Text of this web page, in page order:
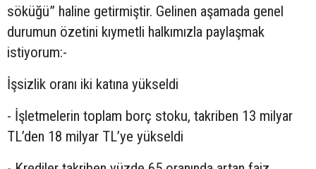
söküğü” haline getirmiştir. Gelinen aşamada genel
durumun özetini kıymetli halkımızla paylaşmak
istiyorum:-
İşsizlik oranı iki katına yükseldi
- İşletmelerin toplam borç stoku, takriben 13 milyar
TL’den 18 milyar TL’ye yükseldi